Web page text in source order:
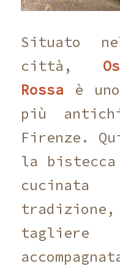
Situato
città,
Rossa è
più
Firenze.
la